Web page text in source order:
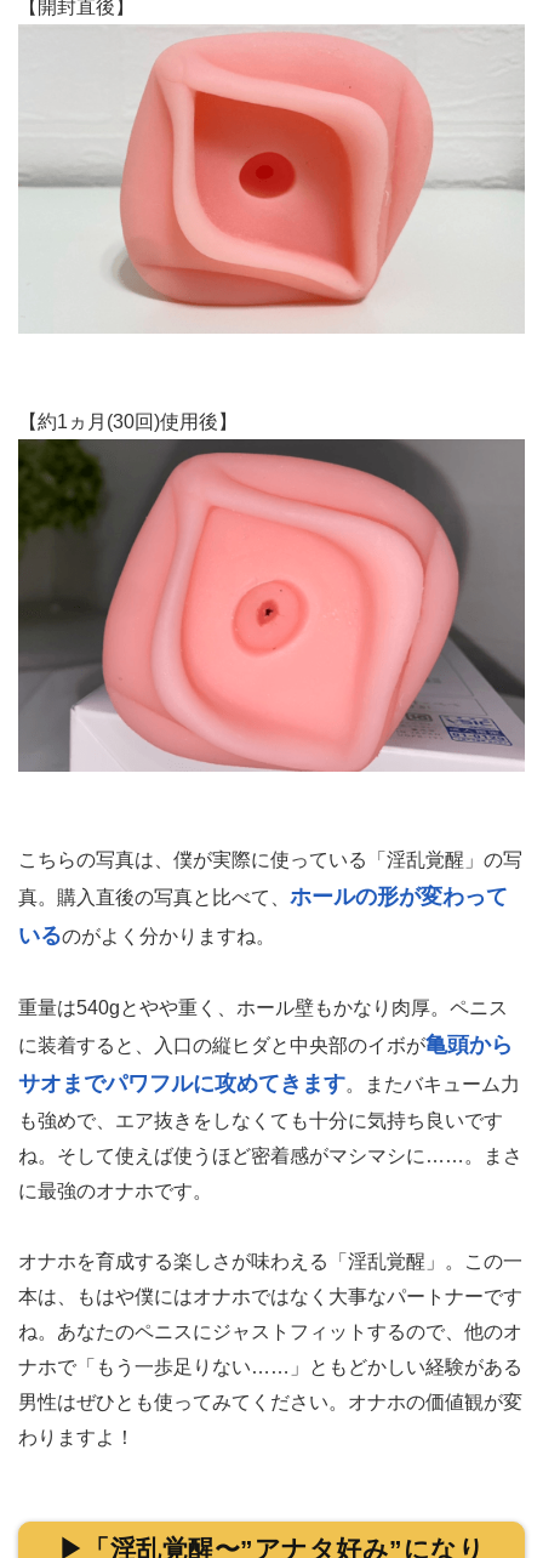
【開封直後】
【約1ヵ月(30回)使用後】
こちらの写真は、僕が実際に使っている「淫乱覚醒」の写
真。購入直後の写真と比べて、 ホールの形が変わって
いるのがよく分かりますね。
重量は540gとやや重く、ホール壁もかなり肉厚。ペニス
に装着すると、入口の縦ヒダと中央部のイボが亀頭から
サオまでパワフルに攻めてきます。またバキューム力
も強めで、エア抜きをしなくても十分に気持ち良いです
ね。そして使えば使うほど密着感がマシマシに……。まさ
に最強のオナホです。
オナホを育成する楽しさが味わえる「淫乱覚醒」。この一
本は、もはや僕にはオナホではなく大事なパートナーです
ね。あなたのペニスにジャストフィットするので、他のオ
ナホで「もう一歩足りない……」ともどかしい経験がある
男性はぜひとも使ってみてください。オナホの価値観が変
わりますよ！
▶「淫乱覚醒〜”アナタ好み”になり